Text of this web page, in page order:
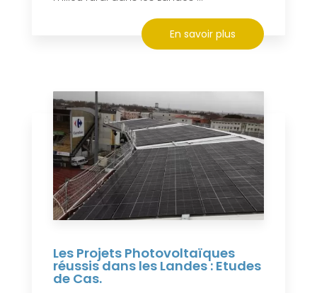
En savoir plus
Les Projets Photovoltaïques
réussis dans les Landes : Etudes
de Cas.